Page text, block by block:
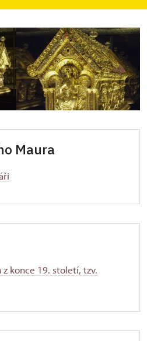
Maura
konce 19. století, tzv.